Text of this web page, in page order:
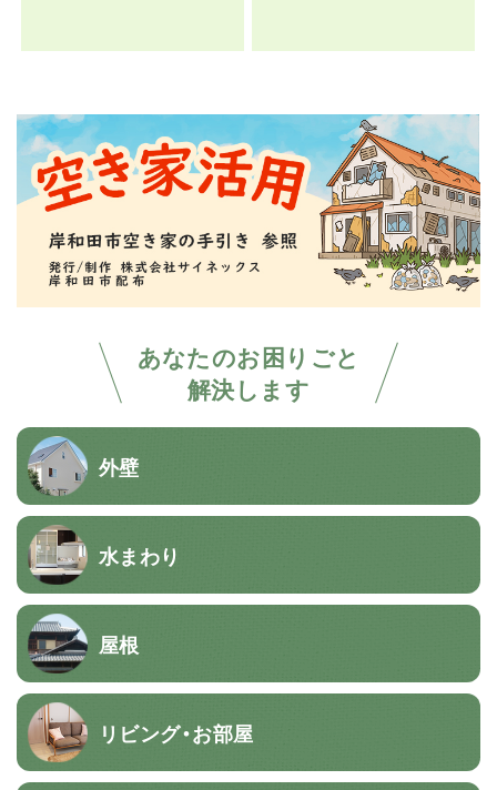
あなたのお困りごと
解決します
外壁
水まわり
屋根
リビング・お部屋